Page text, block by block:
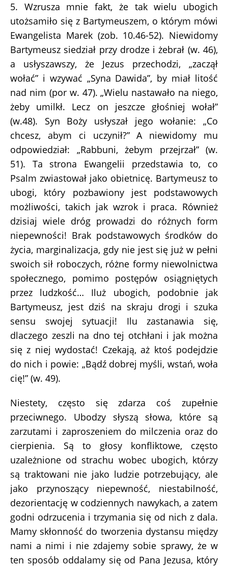
5. Wzrusza mnie fakt, że tak wielu ubogich
utożsamiło się z Bartymeuszem, o którym mówi
Ewangelista Marek (zob. 10.46-52). Niewidomy
Bartymeusz siedział przy drodze i żebrał (w. 46),
a usłyszawszy, że Jezus przechodzi, „zaczął
wołać” i wzywać „Syna Dawida”, by miał litość
nad nim (por w. 47). „Wielu nastawało na niego,
żeby umilkł. Lecz on jeszcze głośniej wołał”
(w.48). Syn Boży usłyszał jego wołanie: „Co
chcesz, abym ci uczynił?” A niewidomy mu
odpowiedział: „Rabbuni, żebym przejrzał” (w.
51). Ta strona Ewangelii przedstawia to, co
Psalm zwiastował jako obietnicę. Bartymeusz to
ubogi, który pozbawiony jest podstawowych
możliwości, takich jak wzrok i praca. Również
dzisiaj wiele dróg prowadzi do różnych form
niepewności! Brak podstawowych środków do
życia, marginalizacja, gdy nie jest się już w pełni
swoich sił roboczych, różne formy niewolnictwa
społecznego, pomimo postępów osiągniętych
przez ludzkość… Iluż ubogich, podobnie jak
Bartymeusz, jest dziś na skraju drogi i szuka
sensu swojej sytuacji! Ilu zastanawia się,
dlaczego zeszli na dno tej otchłani i jak można
się z niej wydostać! Czekają, aż ktoś podejdzie
do nich i powie: „Bądź dobrej myśli, wstań, woła
cię!” (w. 49).
Niestety, często się zdarza coś zupełnie
przeciwnego. Ubodzy słyszą słowa, które są
zarzutami i zaproszeniem do milczenia oraz do
cierpienia. Są to głosy konfliktowe, często
uzależnione od strachu wobec ubogich, którzy
są traktowani nie jako ludzie potrzebujący, ale
jako przynoszący niepewność, niestabilność,
dezorientację w codziennych nawykach, a zatem
godni odrzucenia i trzymania się od nich z dala.
Mamy skłonność do tworzenia dystansu między
nami a nimi i nie zdajemy sobie sprawy, że w
ten sposób oddalamy się od Pana Jezusa, który